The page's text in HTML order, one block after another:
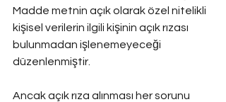
Madde metnin açık olarak özel nitelikli
kişisel verilerin ilgili kişinin açık rızası
bulunmadan işlenemeyeceği
düzenlenmiştir.
Ancak açık rıza alınması her sorunu